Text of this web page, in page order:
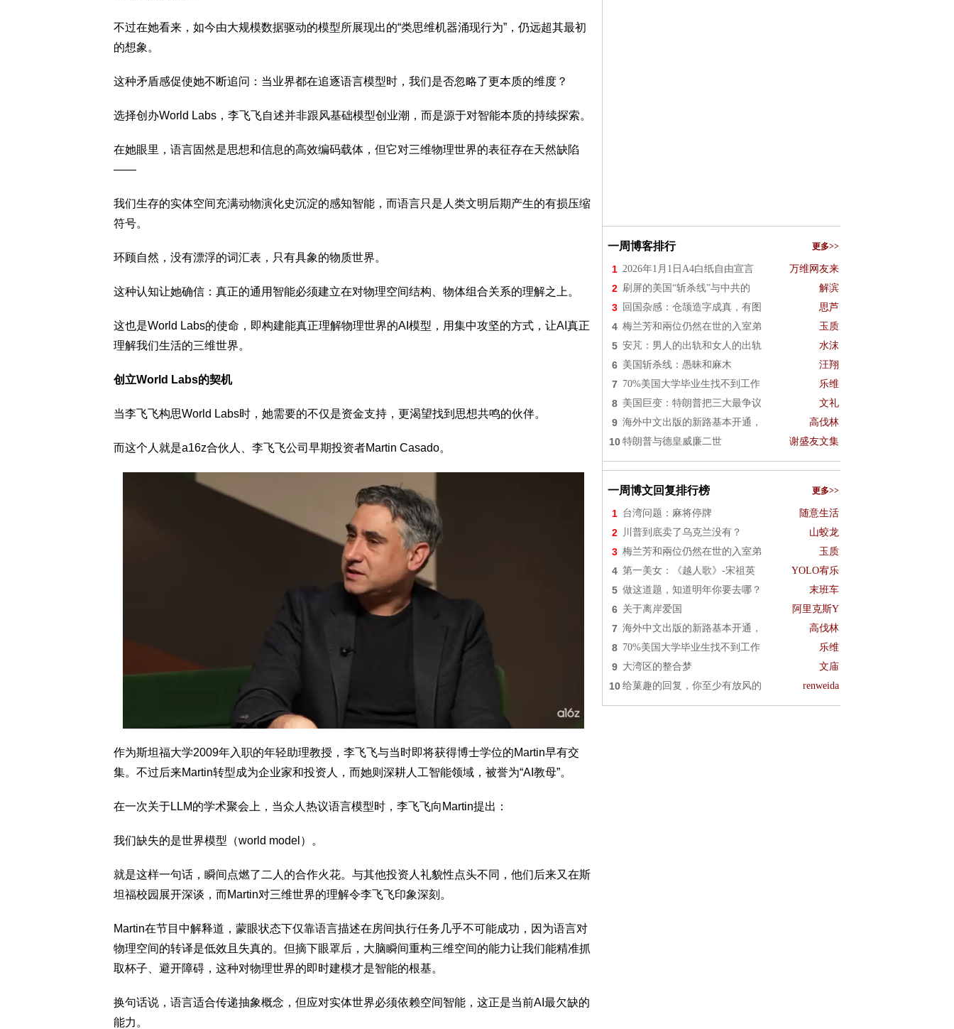
不过在她看来，如今由大规模数据驱动的模型所展现出的“类思维机器涌现行为”，仍远超其最初
的想象。
这种矛盾感促使她不断追问：当业界都在追逐语言模型时，我们是否忽略了更本质的维度？
选择创办World Labs，李飞飞自述并非跟风基础模型创业潮，而是源于对智能本质的持续探索。
在她眼里，语言固然是思想和信息的高效编码载体，但它对三维物理世界的表征存在天然缺陷
——
我们生存的实体空间充满动物演化史沉淀的感知智能，而语言只是人类文明后期产生的有损压缩
符号。
环顾自然，没有漂浮的词汇表，只有具象的物质世界。
这种认知让她确信：真正的通用智能必须建立在对物理空间结构、物体组合关系的理解之上。
这也是World Labs的使命，即构建能真正理解物理世界的AI模型，用集中攻坚的方式，让AI真正
理解我们生活的三维世界。
创立World Labs的契机
当李飞飞构思World Labs时，她需要的不仅是资金支持，更渴望找到思想共鸣的伙伴。
而这个人就是a16z合伙人、李飞飞公司早期投资者Martin Casado。
作为斯坦福大学2009年入职的年轻助理教授，李飞飞与当时即将获得博士学位的Martin早有交
集。不过后来Martin转型成为企业家和投资人，而她则深耕人工智能领域，被誉为“AI教母”。
在一次关于LLM的学术聚会上，当众人热议语言模型时，李飞飞向Martin提出：
我们缺失的是世界模型（world model）。
就是这样一句话，瞬间点燃了二人的合作火花。与其他投资人礼貌性点头不同，他们后来又在斯
坦福校园展开深谈，而Martin对三维世界的理解令李飞飞印象深刻。
Martin在节目中解释道，蒙眼状态下仅靠语言描述在房间执行任务几乎不可能成功，因为语言对
物理空间的转译是低效且失真的。但摘下眼罩后，大脑瞬间重构三维空间的能力让我们能精准抓
取杯子、避开障碍，这种对物理世界的即时建模才是智能的根基。
换句话说，语言适合传递抽象概念，但应对实体世界必须依赖空间智能，这正是当前AI最欠缺的
能力。
一周博客排行 更多>>
1 2026年1月1日A4白纸自由宣言 万维网友来
2 刷屏的美国“斩杀线”与中共的 解滨
3 回国杂感：仓颉造字成真，有图 思芦
4 梅兰芳和兩位仍然在世的入室弟 玉质
5 安芃：男人的出轨和女人的出轨 水沫
6 美国斩杀线：愚昧和麻木 汪翔
7 70%美国大学毕业生找不到工作 乐维
8 美国巨变：特朗普把三大最争议 文礼
9 海外中文出版的新路基本开通， 高伐林
10 特朗普与德皇威廉二世 谢盛友文集
一周博文回复排行榜 更多>>
1 台湾问题：麻将停牌 随意生活
2 川普到底卖了乌克兰没有？ 山蛟龙
3 梅兰芳和兩位仍然在世的入室弟 玉质
4 第一美女：《越人歌》-宋祖英 YOLO宥乐
5 做这道题，知道明年你要去哪？ 末班车
6 关于离岸爱国 阿里克斯Y
7 海外中文出版的新路基本开通， 高伐林
8 70%美国大学毕业生找不到工作 乐维
9 大湾区的整合梦 文庙
10 给菓趣的回复，你至少有放风的 renweida